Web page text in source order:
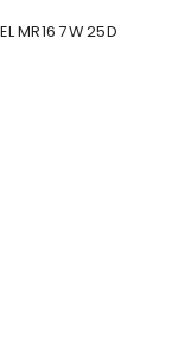
MR16 7W 25D